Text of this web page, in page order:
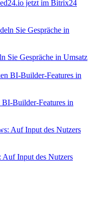
jetzt im Bitrix24
Sie Gespräche in Umsatz
BI-Builder-Features in
Input des Nutzers